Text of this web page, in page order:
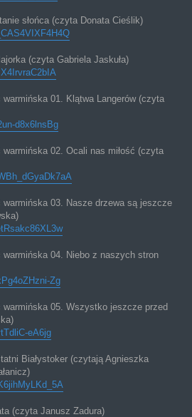
słońca (czyta Donata Cieślik)
(czyta Gabriela Jaskuła)
01. Klątwa Langerów (czyta
d8x6lnsBg
02. Ocali nas miłość (czyta
03. Nasze drzewa są jeszcze
04. Niebo z naszych stron
Zg
warmińska 05. Wszystko jeszcze przed
eA6jg
Białystoker (czytają Agnieszka
(czyta Janusz Zadura)